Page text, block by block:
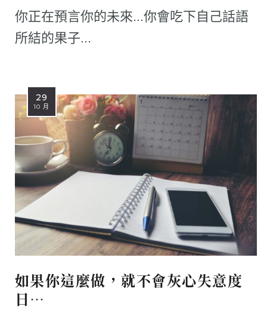
你正在預言你的未來...你會吃下自己話語
所結的果子...
29
10 月
如果你這麼做，就不會灰心失意度
日…